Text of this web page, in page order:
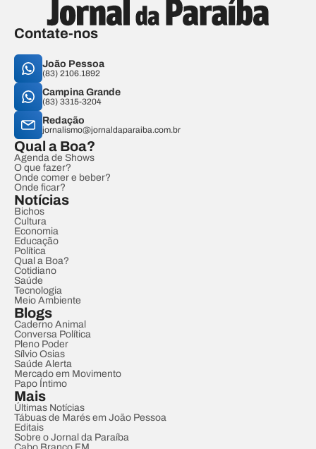
Contate-nos
João Pessoa
(83) 2106.1892
Campina Grande
(83) 3315-3204
Redação
jornalismo@jornaldaparaiba.com.br
Qual a Boa?
Agenda de Shows
O que fazer?
Onde comer e beber?
Onde ficar?
Notícias
Bichos
Cultura
Economia
Educação
Política
Qual a Boa?
Cotidiano
Saúde
Tecnologia
Meio Ambiente
Blogs
Caderno Animal
Conversa Política
Pleno Poder
Sílvio Osias
Saúde Alerta
Mercado em Movimento
Papo Íntimo
Mais
Últimas Notícias
Tábuas de Marés em João Pessoa
Editais
Sobre o Jornal da Paraíba